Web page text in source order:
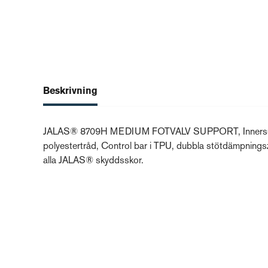
Beskrivning
JALAS® 8709H MEDIUM FOTVALV SUPPORT,
polyestertråd, Control bar i TPU, dubbla
alla JALAS® skyddsskor.